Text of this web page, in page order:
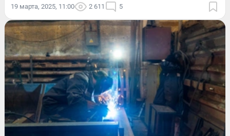
19 марта, 2025, 11:00 2 611 5